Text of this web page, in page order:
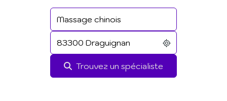
Trouvez un spécialiste
Mot de passe
J'ai oublié mon mot de passe
Connexion